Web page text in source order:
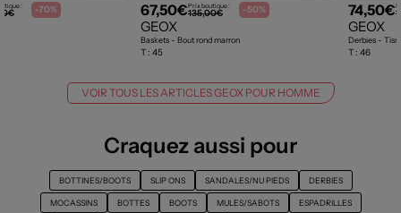
: -70% 67,50€Prix boutique :
135,00€ -50%
GEOX
Baskets - Bout rond marron
T : 45
74,50€
GEOX
Derbies -
T : 46
VOIR TOUS LES ARTICLES GEOX POUR HOMME
Craquez aussi pour
BOTTINES/BOOTS SLIP ONS SANDALES/NU PIEDS DERBIES
MOCASSINS BOTTES BOOTS MULES/SABOTS ESPADRILLES